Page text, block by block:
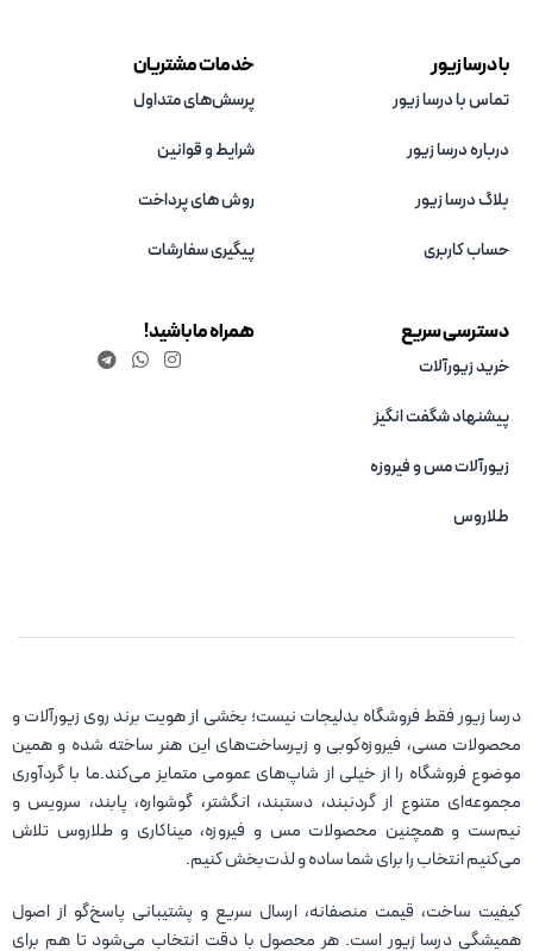
با درسا زیور
تماس با درسا زیور
درباره درسا زیور
بلاگ درسا زیور
حساب کاربری
خدمات مشتریان
پرسش‌های متداول
شرایط و قوانین
روش های پرداخت
پیگیری سفارشات
دسترسی سریع
خرید زیورآلات
پیشنهاد شگفت انگیز
زیورآلات مس و فیروزه‌
طلاروس
همراه ما باشید!
درسا زیور فقط فروشگاه بدلیجات نیست؛ بخشی از هویت برند روی زیورآلات و
محصولات مسی، فیروزه‌کوبی و زیرساخت‌های این هنر ساخته شده و همین
موضوع فروشگاه را از خیلی از شاپ‌های عمومی متمایز می‌کند.ما با گردآوری
مجموعه‌ای متنوع از گردنبند، دستبند، انگشتر، گوشواره، پابند، سرویس و
نیم‌ست و همچنین محصولات مس و فیروزه، میناکاری و طلاروس تلاش
می‌کنیم انتخاب را برای شما ساده و لذت‌بخش کنیم.
کیفیت ساخت، قیمت منصفانه، ارسال سریع و پشتیبانی پاسخ‌گو از اصول
همیشگی درسا زیور است. هر محصول با دقت انتخاب می‌شود تا هم برای